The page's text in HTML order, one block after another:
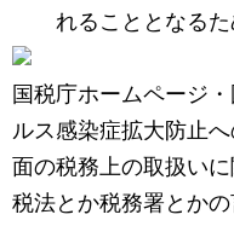
れることとなるた
国税庁ホームページ
ルス感染症拡大防止
面の税務上の取扱い
税法とか税務署とか